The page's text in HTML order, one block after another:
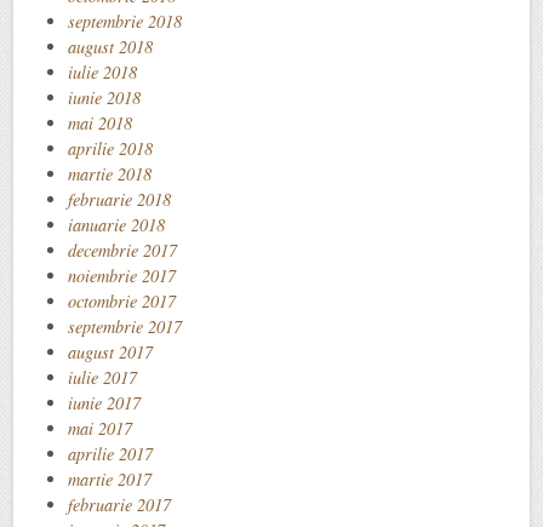
septembrie 2018
august 2018
iulie 2018
iunie 2018
mai 2018
aprilie 2018
martie 2018
februarie 2018
ianuarie 2018
decembrie 2017
noiembrie 2017
octombrie 2017
septembrie 2017
august 2017
iulie 2017
iunie 2017
mai 2017
aprilie 2017
martie 2017
februarie 2017